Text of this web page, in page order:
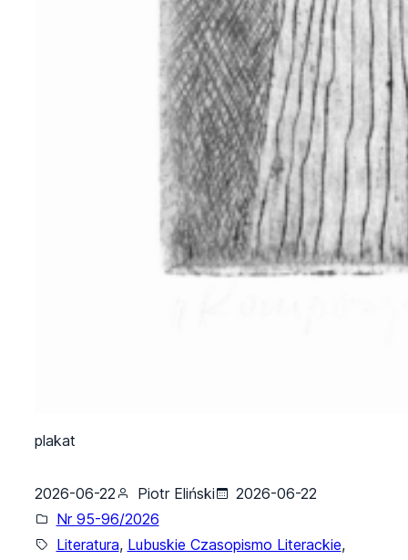
plakat
2026-06-22 Piotr Eliński
2026-06-22
Nr 95-96/2026
Literatura, Lubuskie Czasopismo Literackie,